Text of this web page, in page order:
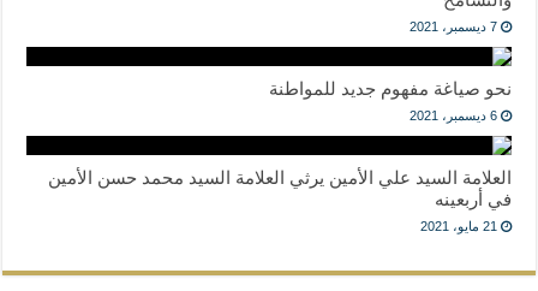
7 ديسمبر، 2021
نحو صياغة مفهوم جديد للمواطنة
6 ديسمبر، 2021
العلامة السيد علي الأمين يرثي العلامة السيد محمد حسن الأمين
في أربعينه
21 مايو، 2021